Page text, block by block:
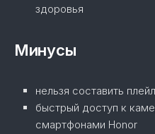
здоровья
Минусы
нельзя составить
быстрый доступ к
смартфонами Honor